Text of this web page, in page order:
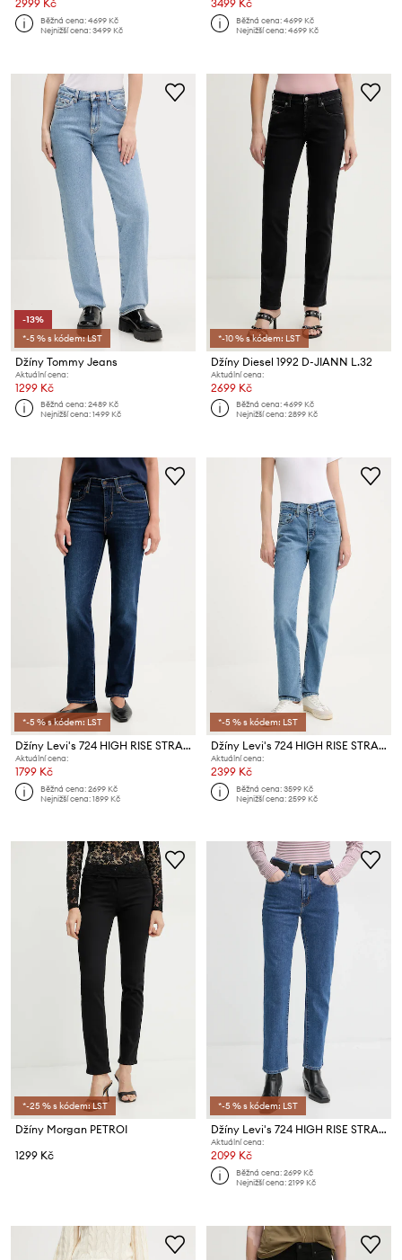
2999 Kč
Běžná cena:4699 Kč
Nejnižší cena:3499 Kč
3499 Kč
Běžná cena:4699 Kč
Nejnižší cena:4699 Kč
-13%
*-5 % s kódem: LST
Džíny Tommy Jeans
Aktuální cena:
1299 Kč
Běžná cena:2489 Kč
Nejnižší cena:1499 Kč
*-10 % s kódem: LST
Džíny Diesel 1992 D-JIANN L.32
Aktuální cena:
2699 Kč
Běžná cena:4699 Kč
Nejnižší cena:2899 Kč
*-5 % s kódem: LST
Džíny Levi's 724 HIGH RISE STRAIGHT
Aktuální cena:
1799 Kč
Běžná cena:2699 Kč
Nejnižší cena:1899 Kč
*-5 % s kódem: LST
Džíny Levi's 724 HIGH RISE STRAIGHT
Aktuální cena:
2399 Kč
Běžná cena:3599 Kč
Nejnižší cena:2599 Kč
*-25 % s kódem: LST
Džíny Morgan PETROI
1299 Kč
*-5 % s kódem: LST
Džíny Levi's 724 HIGH RISE STRAIGHT
Aktuální cena:
2099 Kč
Běžná cena:2699 Kč
Nejnižší cena:2199 Kč